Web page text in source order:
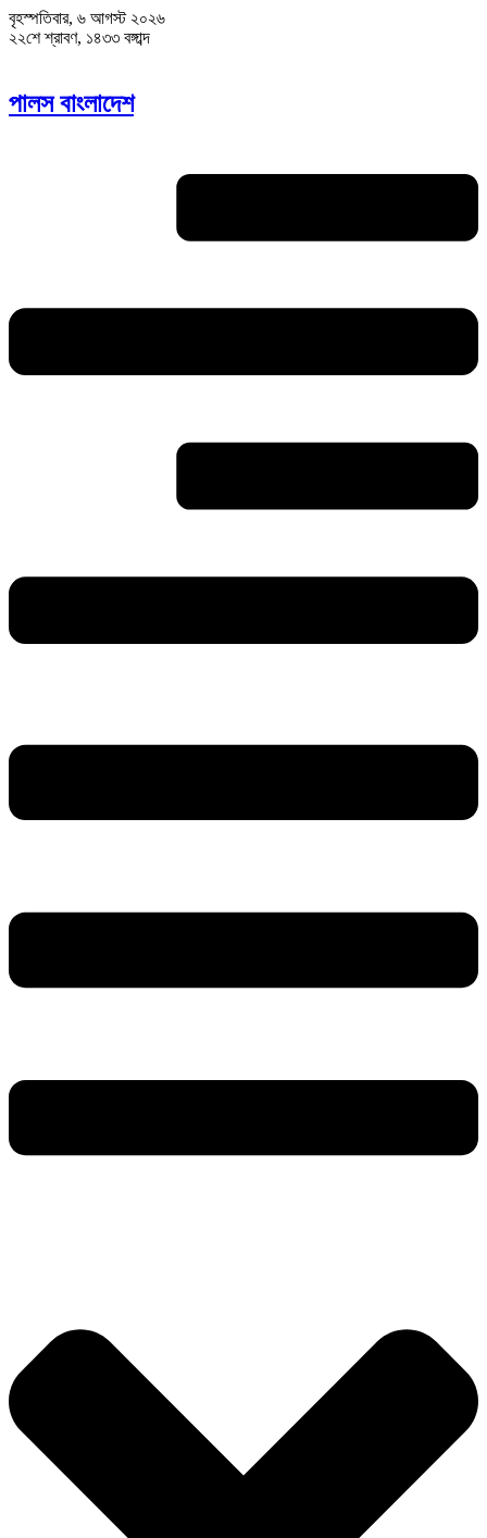
বৃহস্পতিবার, ৬ আগস্ট ২০২৬
২২শে শ্রাবণ, ১৪৩৩ বঙ্গাব্দ
পালস বাংলাদেশ